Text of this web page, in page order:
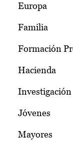
Europa
Familia
Formación
Hacienda
Investigación
Jóvenes
Mayores